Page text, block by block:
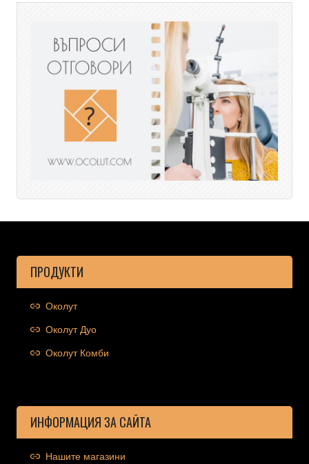
ПРОДУКТИ
Околут
Околут Дуо
Околут Комби
ИНФОРМАЦИЯ ЗА САЙТА
Нашите магазини